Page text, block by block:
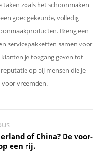
zoals het schoonmaken
goedgekeurde, volledig
Breng een
servicepakketten samen voor
je toegang geven tot
op bij mensen die je
vreemden.
of China? De voor-
een rij.